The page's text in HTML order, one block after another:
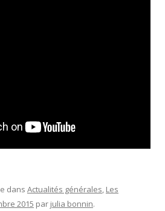
dans Actualités générales, Les
2015 par julia bonnin.